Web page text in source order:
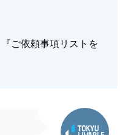
ご依頼事項リストを